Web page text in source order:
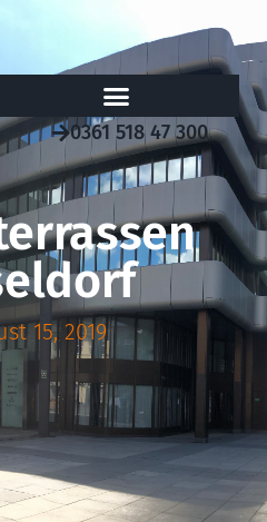
0361 518 47 300
15, 2019